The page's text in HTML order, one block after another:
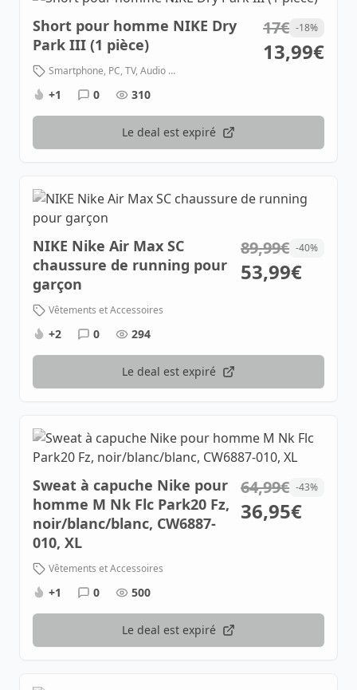
Short pour homme NIKE Dry
Park III (1 pièce)
Smartphone, PC, TV, Audio et High-Tech
17€ -18%
13,99€
+1 0 310
Le deal est expiré
NIKE Nike Air Max SC
chaussure de running pour
garçon
Vêtements et Accessoires
89,99€ -40%
53,99€
+2 0 294
Le deal est expiré
Sweat à capuche Nike pour
homme M Nk Flc Park20 Fz,
noir/blanc/blanc, CW6887-
010, XL
Vêtements et Accessoires
64,99€ -43%
36,95€
+1 0 500
Le deal est expiré